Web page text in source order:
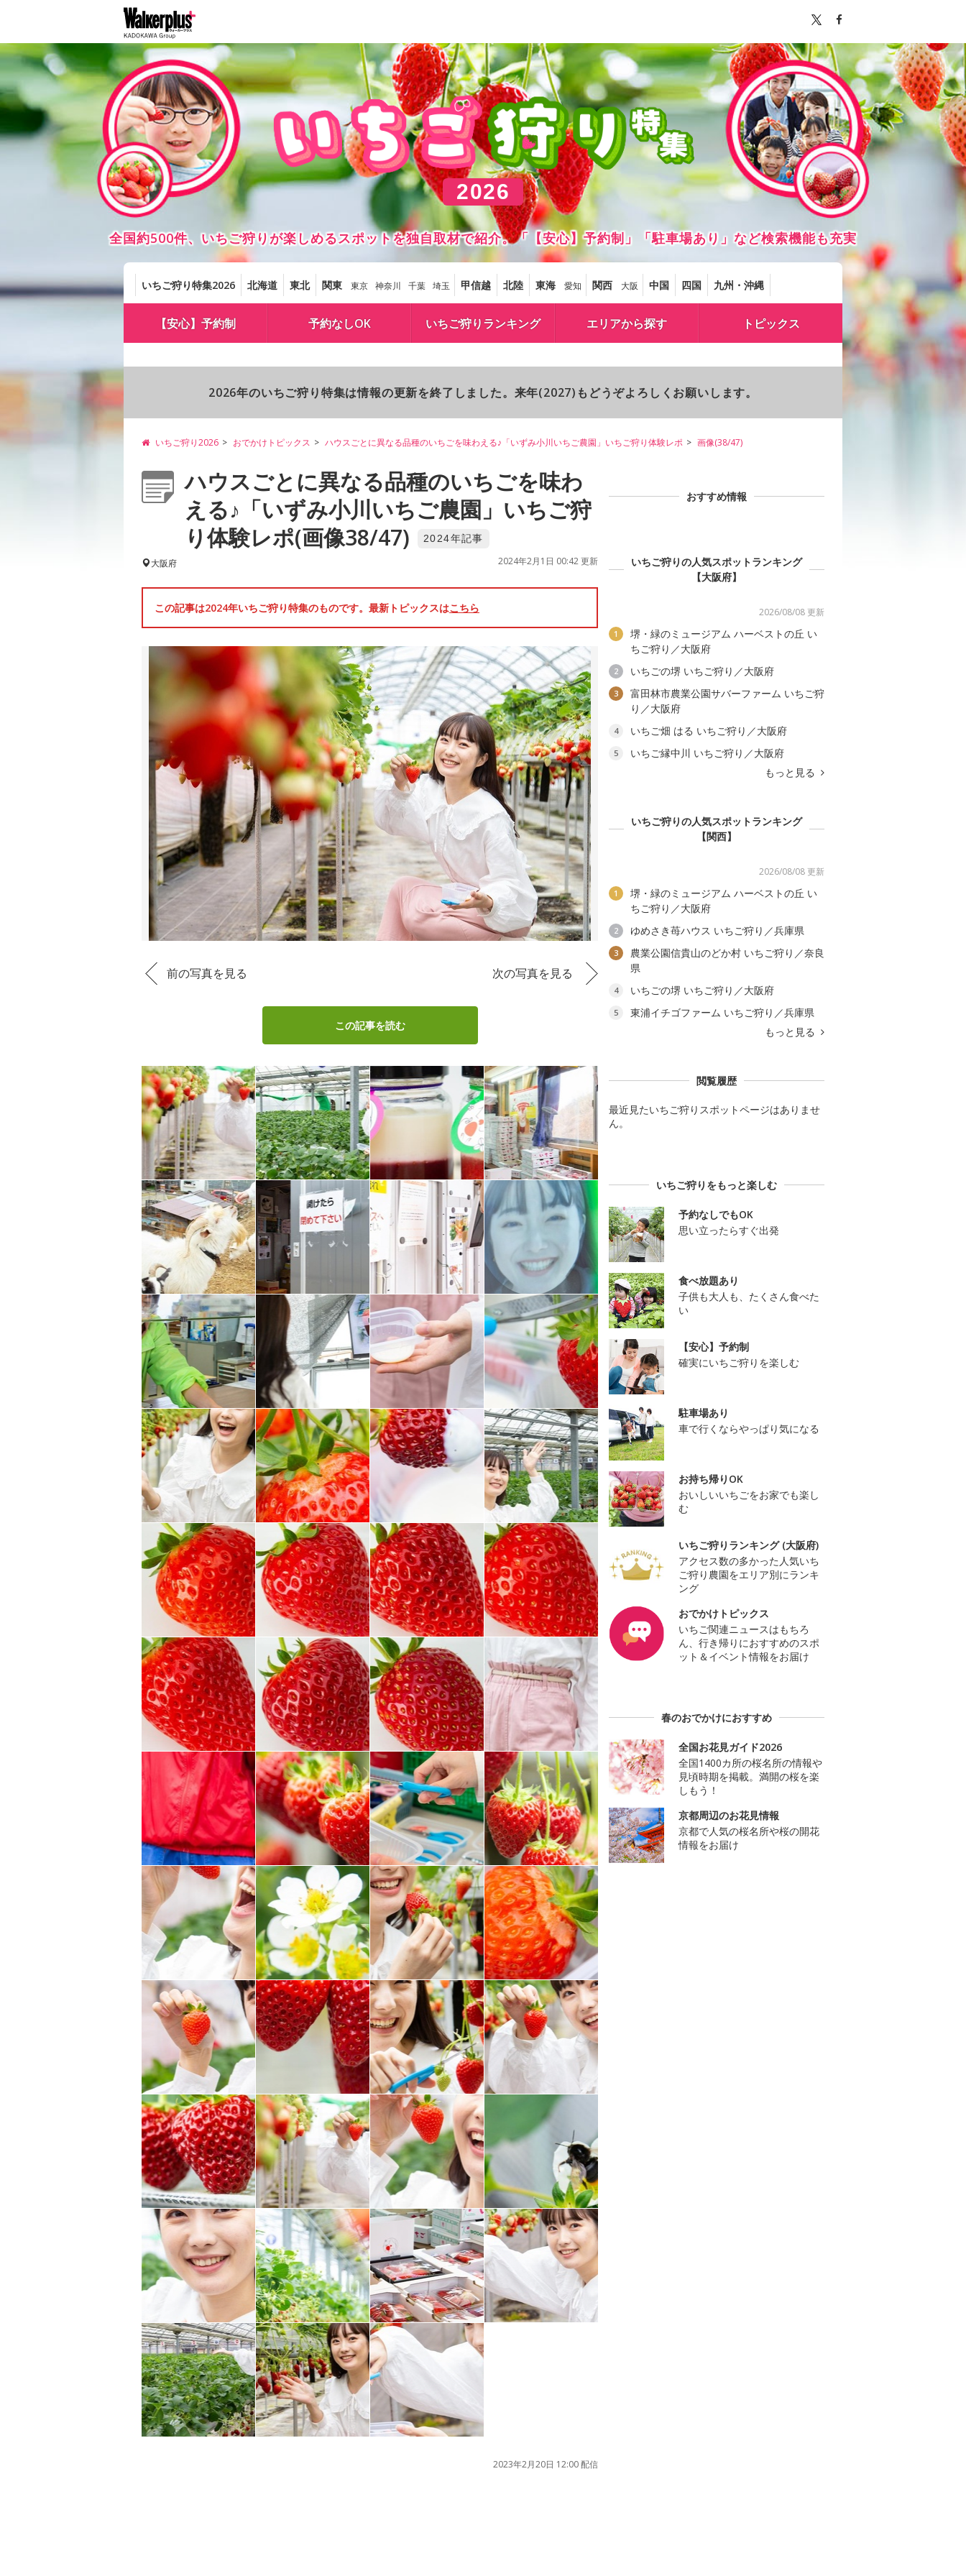
2026
全国約500件、いちご狩りが楽しめるスポットを独自取材で紹介。「【安心】予約制」「駐車場あり」など検索機能も充実
いちご狩り特集2026 北海道 東北 関東 東京 神奈川 千葉 埼玉 甲信越 北陸 東海 愛知 関西 大阪 中国 四国 九州・沖縄
【安心】予約制 予約なしOK いちご狩りランキング エリアから探す トピックス
2026年のいちご狩り特集は情報の更新を終了しました。来年(2027)もどうぞよろしくお願いします。
いちご狩り2026 おでかけトピックス ハウスごとに異なる品種のいちごを味わえる♪「いずみ小川いちご農園」いちご狩り体験レポ 画像(38/47)
ハウスごとに異なる品種のいちごを味わ
える♪「いずみ小川いちご農園」いちご狩
り体験レポ(画像38/47)
2024年記事
大阪府 2024年2月1日 00:42 更新
この記事は2024年いちご狩り特集のものです。最新トピックスはこちら
前の写真を見る 次の写真を見る
この記事を読む
2023年2月20日 12:00 配信
おすすめ情報
いちご狩りの人気スポットランキング
【大阪府】
2026/08/08 更新
1
堺・緑のミュージアム ハーベストの丘 い
ちご狩り／大阪府
2 いちごの堺 いちご狩り／大阪府
3
富田林市農業公園サバーファーム いちご狩
り／大阪府
4 いちご畑 はる いちご狩り／大阪府
5
いちご縁中川 いちご狩り／大阪府
もっと見る
いちご狩りの人気スポットランキング
【関西】
2026/08/08 更新
1
堺・緑のミュージアム ハーベストの丘 い
ちご狩り／大阪府
2 ゆめさき苺ハウス いちご狩り／兵庫県
3
農業公園信貴山のどか村 いちご狩り／奈良
県
4 いちごの堺 いちご狩り／大阪府
5
東浦イチゴファーム いちご狩り／兵庫県
もっと見る
閲覧履歴
最近見たいちご狩りスポットページはありませ
ん。
いちご狩りをもっと楽しむ
予約なしでもOK
思い立ったらすぐ出発
食べ放題あり
子供も大人も、たくさん食べた
い
【安心】予約制
確実にいちご狩りを楽しむ
駐車場あり
車で行くならやっぱり気になる
お持ち帰りOK
おいしいいちごをお家でも楽し
む
いちご狩りランキング (大阪府)
アクセス数の多かった人気いち
ご狩り農園をエリア別にランキ
ング
おでかけトピックス
いちご関連ニュースはもちろ
ん、行き帰りにおすすめのスポ
ット＆イベント情報をお届け
春のおでかけにおすすめ
全国お花見ガイド2026
全国1400カ所の桜名所の情報や
見頃時期を掲載。満開の桜を楽
しもう！
京都周辺のお花見情報
京都で人気の桜名所や桜の開花
情報をお届け